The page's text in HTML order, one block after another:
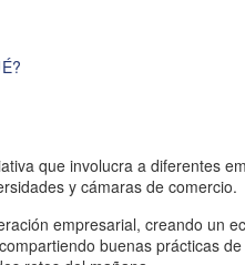
que involucra a diferentes
y cámaras de comercio.
empresarial, creando un
buenas prácticas